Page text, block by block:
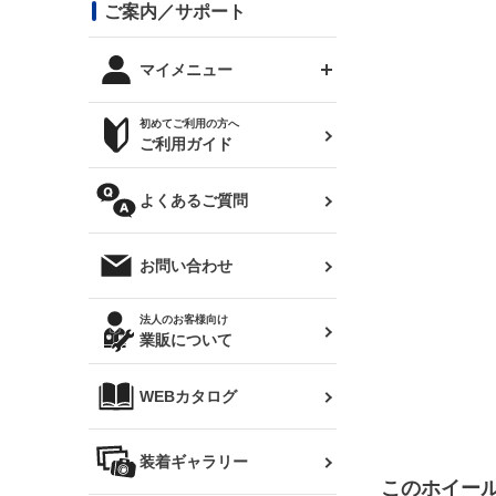
カナード
外装・補修パーツ
オリジンアーム(足回り)
レンズ
マフラー
リアウイング
リアゲート
メンテナンスパーツ
DTM:exclusive
まつど家 鉄八
JZX110 マークⅡ
ハイエース
レビン
トレノ
マークX
クラウン
クラウンマジェスタ
アリスト
シルビア S14 前期
シルビア S15
180SX
ワンビア
Z32 フェアレディZ
RX-7
スバル
BRZ
レクサス
三菱
デリカ D:5
軽自動車
汎用
コンバットアイ用ライト
オプションタイヤ
サマータイヤ
ジムニー用タイヤ
ハイエース・バン用タイ
ホイールナット
ステッカー
トップス(半袖)
トップス(長袖)
パーカー
オーバーオール(つなぎ)
タオル
帽子
バッグ
ご案内／サポート
マイメニュー
ログインする
お気に入りリスト
クーポンを見る
閲覧履歴
ニュースレターお申し込み
初めてご利用の方へ
ご利用ガイド
よくあるご質問
お問い合わせ
法人のお客様向け
業販について
WEBカタログ
装着ギャラリー
このホイー